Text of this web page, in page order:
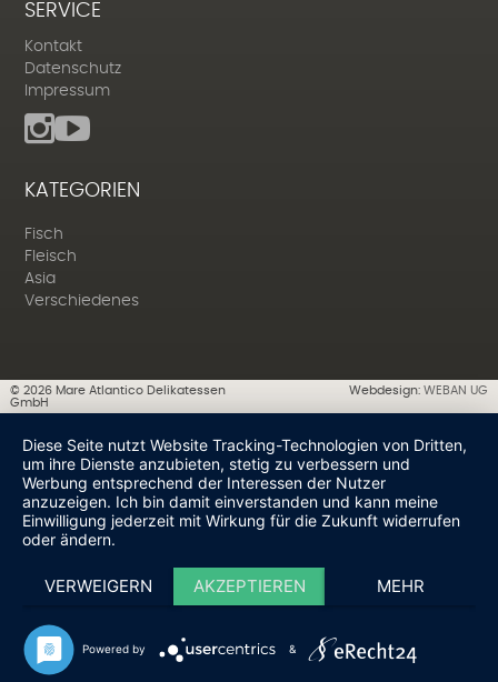
SERVICE
Kontakt
Datenschutz
Impressum
KATEGORIEN
Fisch
Fleisch
Asia
Verschiedenes
© 2026Mare Atlantico Delikatessen
GmbH
Webdesign:WEBAN UG
Diese Seite nutzt Website Tracking-Technologien von Dritten,
um ihre Dienste anzubieten, stetig zu verbessern und
Werbung entsprechend der Interessen der Nutzer
anzuzeigen. Ich bin damit einverstanden und kann meine
Einwilligung jederzeit mit Wirkung für die Zukunft widerrufen
oder ändern.
VERWEIGERN AKZEPTIEREN MEHR
Powered by &